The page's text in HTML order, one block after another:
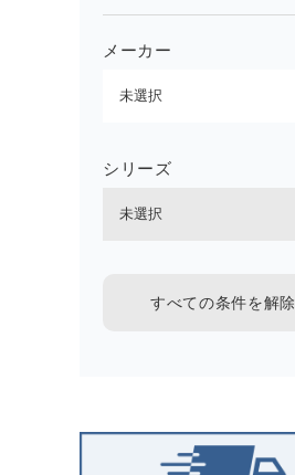
メーカー
シリーズ
すべての条件を解除